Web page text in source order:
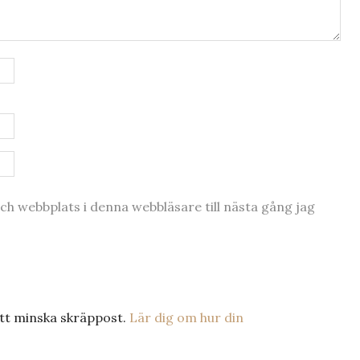
webbplats i denna webbläsare till nästa gång jag
minska skräppost. Lär dig om hur din